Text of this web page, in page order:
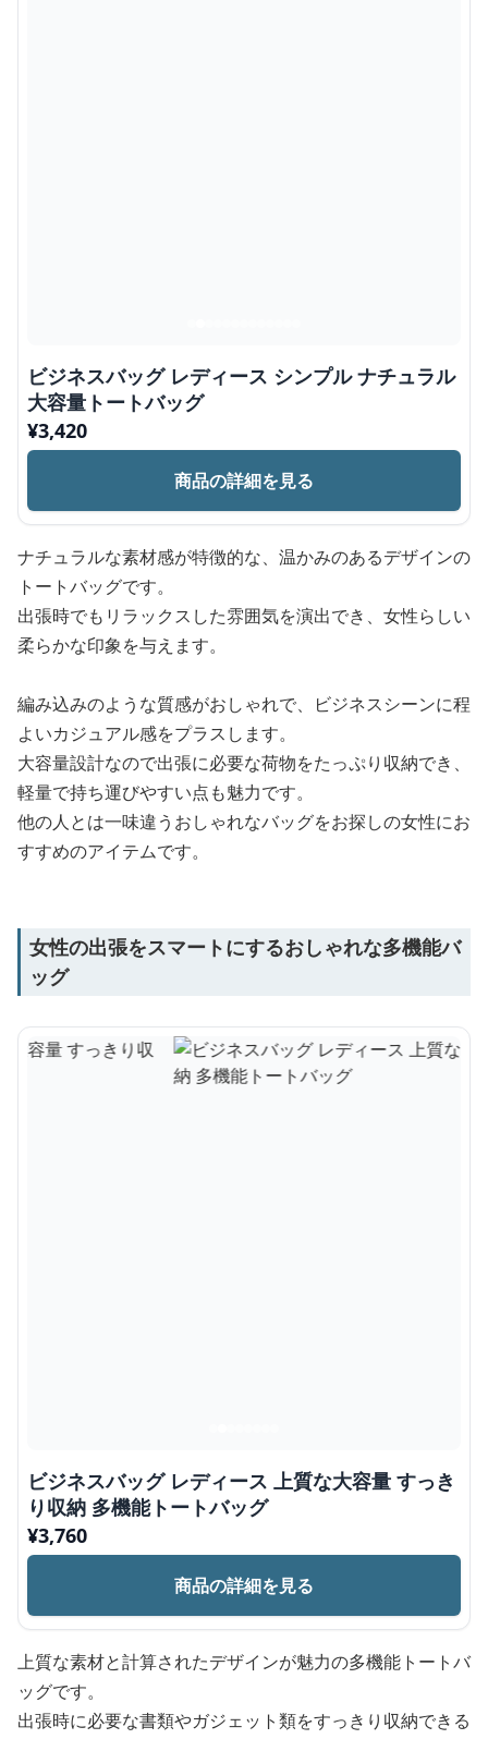
ビジネスバッグ レディース シンプル ナチュラル
大容量トートバッグ
¥3,420
商品の詳細を見る
ナチュラルな素材感が特徴的な、温かみのあるデザインの
トートバッグです。
出張時でもリラックスした雰囲気を演出でき、女性らしい
柔らかな印象を与えます。
編み込みのような質感がおしゃれで、ビジネスシーンに程
よいカジュアル感をプラスします。
大容量設計なので出張に必要な荷物をたっぷり収納でき、
軽量で持ち運びやすい点も魅力です。
他の人とは一味違うおしゃれなバッグをお探しの女性にお
すすめのアイテムです。
女性の出張をスマートにするおしゃれな多機能バ
ッグ
ビジネスバッグ レディース 上質な大容量 すっき
り収納 多機能トートバッグ
¥3,760
商品の詳細を見る
上質な素材と計算されたデザインが魅力の多機能トートバ
ッグです。
出張時に必要な書類やガジェット類をすっきり収納できる